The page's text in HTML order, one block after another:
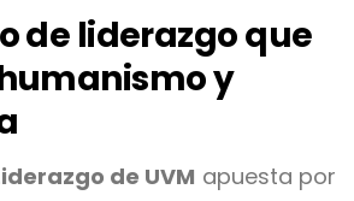
de liderazgo que
y
de UVM apuesta por